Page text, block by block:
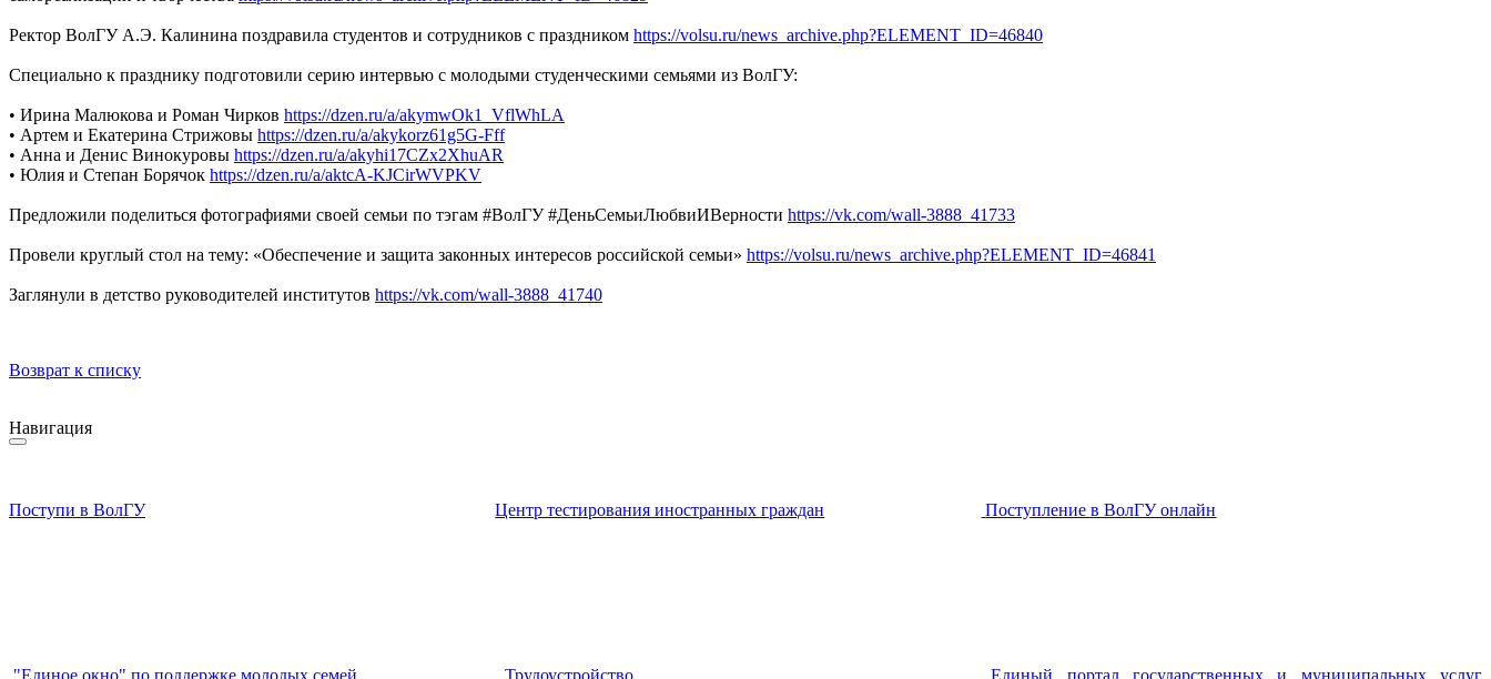
Ректор ВолГУ А.Э. Калинина поздравила студентов и сотрудников с праздником https://volsu.ru/news_archive.php?ELEMENT_ID=46840
Специально к празднику подготовили серию интервью с молодыми студенческими семьями из ВолГУ:
• Ирина Малюкова и Роман Чирков https://dzen.ru/a/akymwOk1_VflWhLA
• Артем и Екатерина Стрижовы https://dzen.ru/a/akykorz61g5G-Fff
• Анна и Денис Винокуровы https://dzen.ru/a/akyhi17CZx2XhuAR
• Юлия и Степан Борячок https://dzen.ru/a/aktcA-KJCirWVPKV
Предложили поделиться фотографиями своей семьи по тэгам #ВолГУ #ДеньСемьиЛюбвиИВерности https://vk.com/wall-3888_41733
Провели круглый стол на тему: «Обеспечение и защита законных интересов российской семьи» https://volsu.ru/news_archive.php?ELEMENT_ID=46841
Заглянули в детство руководителей институтов https://vk.com/wall-3888_41740
Возврат к списку
Навигация
Поступи в ВолГУ Центр тестирования иностранных граждан Поступление в ВолГУ онлайн